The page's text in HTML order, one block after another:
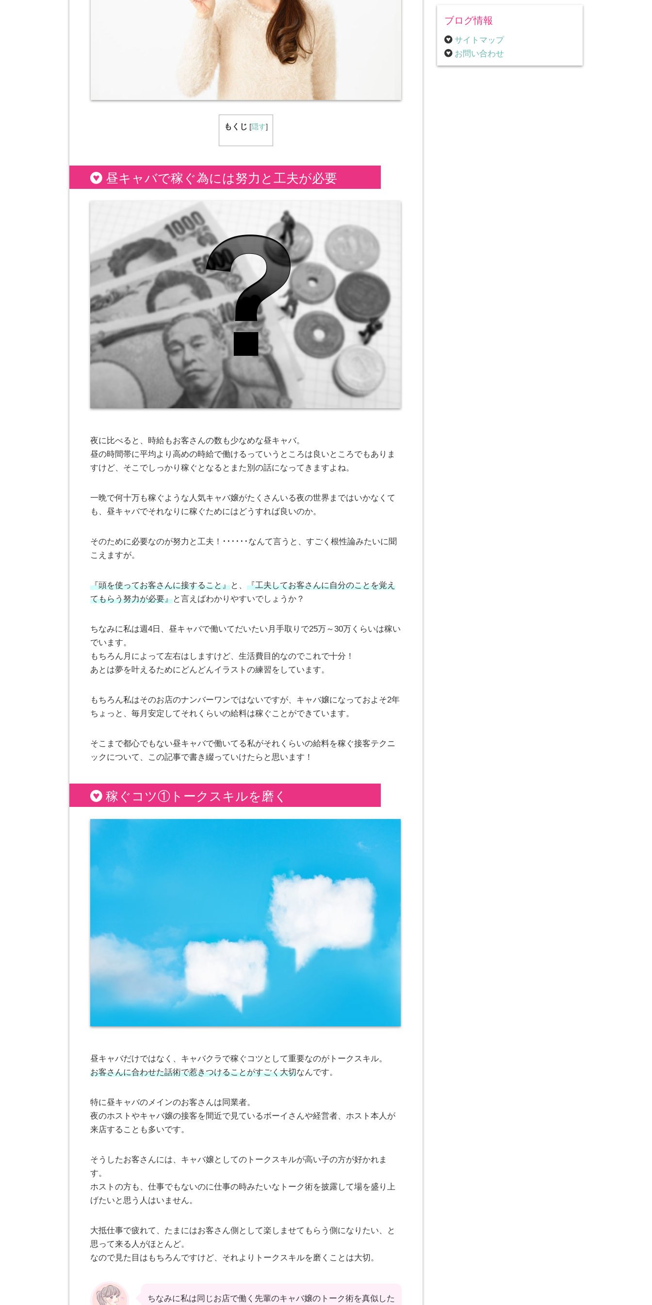
もくじ [隠す]
昼キャバで稼ぐ為には努力と工夫が必要
夜に比べると、時給もお客さんの数も少なめな昼キャバ。
昼の時間帯に平均より高めの時給で働けるっていうところは良いところでもありま
すけど、そこでしっかり稼ぐとなるとまた別の話になってきますよね。
一晩で何十万も稼ぐような人気キャバ嬢がたくさんいる夜の世界まではいかなくて
も、昼キャバでそれなりに稼ぐためにはどうすれば良いのか。
そのために必要なのが努力と工夫！･･････なんて言うと、すごく根性論みたいに聞
こえますが。
『頭を使ってお客さんに接すること』と、 『工夫してお客さんに自分のことを覚え
てもらう努力が必要』と言えばわかりやすいでしょうか？
ちなみに私は週4日、昼キャバで働いてだいたい月手取りで25万～30万くらいは稼い
でいます。
もちろん月によって左右はしますけど、生活費目的なのでこれで十分！
あとは夢を叶えるためにどんどんイラストの練習をしています。
もちろん私はそのお店のナンバーワンではないですが、キャバ嬢になっておよそ2年
ちょっと、毎月安定してそれくらいの給料は稼ぐことができています。
そこまで都心でもない昼キャバで働いてる私がそれくらいの給料を稼ぐ接客テクニ
ックについて、この記事で書き綴っていけたらと思います！
稼ぐコツ①トークスキルを磨く
昼キャバだけではなく、キャバクラで稼ぐコツとして重要なのがトークスキル。
お客さんに合わせた話術で惹きつけることがすごく大切なんです。
特に昼キャバのメインのお客さんは同業者。
夜のホストやキャバ嬢の接客を間近で見ているボーイさんや経営者、ホスト本人が
来店することも多いです。
そうしたお客さんには、キャバ嬢としてのトークスキルが高い子の方が好かれま
す。
ホストの方も、仕事でもないのに仕事の時みたいなトーク術を披露して場を盛り上
げたいと思う人はいません。
大抵仕事で疲れて、たまにはお客さん側として楽しませてもらう側になりたい、と
思って来る人がほとんど。
なので見た目はもちろんですけど、それよりトークスキルを磨くことは大切。
ちなみに私は同じお店で働く先輩のキャバ嬢のトーク術を真似した
ブログ情報
サイトマップ
お問い合わせ